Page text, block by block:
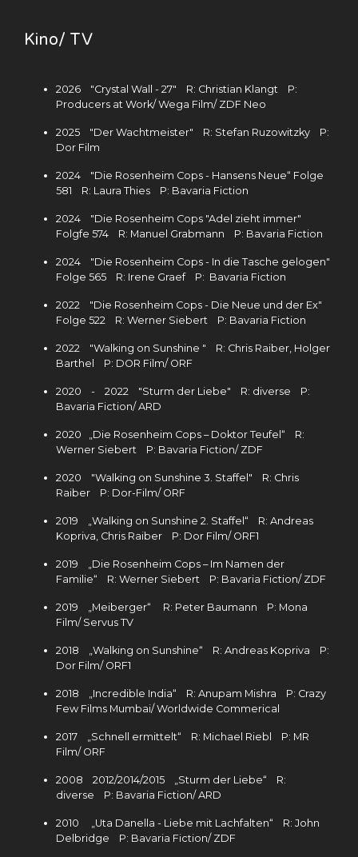
Kino/ TV
2026 "Crystal Wall - 27" R: Christian Klangt P:
Producers at Work/ Wega Film/ ZDF Neo
2025 "Der Wachtmeister" R: Stefan Ruzowitzky P:
Dor Film
2024 "Die Rosenheim Cops - Hansens Neue“ Folge
581 R: Laura Thies P: Bavaria Fiction
2024 "Die Rosenheim Cops "Adel zieht immer"
Folgfe 574 R: Manuel Grabmann P: Bavaria Fiction
2024 "Die Rosenheim Cops - In die Tasche gelogen"
Folge 565 R: Irene Graef P: Bavaria Fiction
2022 "Die Rosenheim Cops - Die Neue und der Ex"
Folge 522 R: Werner Siebert P: Bavaria Fiction
2022 "Walking on Sunshine " R: Chris Raiber, Holger
Barthel P: DOR Film/ ORF
2020 - 2022 "Sturm der Liebe" R: diverse P:
Bavaria Fiction/ ARD
2020 „Die Rosenheim Cops – Doktor Teufel“ R:
Werner Siebert P: Bavaria Fiction/ ZDF
2020 "Walking on Sunshine 3. Staffel" R: Chris
Raiber P: Dor-Film/ ORF
2019 „Walking on Sunshine 2. Staffel“ R: Andreas
Kopriva, Chris Raiber P: Dor Film/ ORF1
2019 „Die Rosenheim Cops – Im Namen der
Familie“ R: Werner Siebert P: Bavaria Fiction/ ZDF
2019 „Meiberger“ R: Peter Baumann P: Mona
Film/ Servus TV
2018 „Walking on Sunshine“ R: Andreas Kopriva P:
Dor Film/ ORF1
2018 „Incredible India“ R: Anupam Mishra P: Crazy
Few Films Mumbai/ Worldwide Commerical
2017 „Schnell ermittelt“ R: Michael Riebl P: MR
Film/ ORF
2008 2012/2014/2015 „Sturm der Liebe“ R:
diverse P: Bavaria Fiction/ ARD
2010 „Uta Danella - Liebe mit Lachfalten“ R: John
Delbridge P: Bavaria Fiction/ ZDF